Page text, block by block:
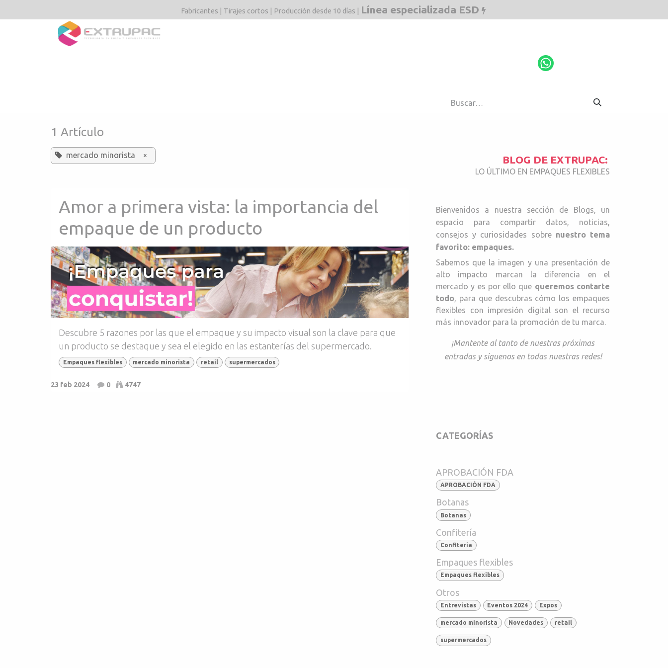
Fabricantes | Tirajes cortos | Producción desde 10 días | Línea especializada ESD
1 Artículo
mercado minorista ×
Amor a primera vista: la importancia del
empaque de un producto
Descubre 5 razones por las que el empaque y su impacto visual son la clave para que
un producto se destaque y sea el elegido en las estanterías del supermercado.
Empaques flexibles mercado minorista retail supermercados
23 feb 2024 0 4747
BLOG DE EXTRUPAC:
LO ÚLTIMO EN EMPAQUES FLEXIBLES
Bienvenidos a nuestra sección de Blogs, un
espacio para compartir datos, noticias,
consejos y curiosidades sobre nuestro tema
favorito: empaques.
Sabemos que la imagen y una presentación de
alto impacto marcan la diferencia en el
mercado y es por ello que queremos contarte
todo, para que descubras cómo los empaques
flexibles con impresión digital son el recurso
más innovador para la promoción de tu marca.
¡Mantente al tanto de nuestras próximas
entradas y síguenos en todas nuestras redes!
CATEGORÍAS
APROBACIÓN FDA
APROBACIÓN FDA
Botanas
Botanas
Confitería
Confiteria
Empaques flexibles
Empaques flexibles
Otros
Entrevistas Eventos 2024 Expos
mercado minorista Novedades retail
supermercados